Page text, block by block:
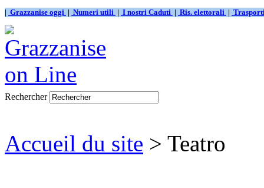
| Grazzanise oggi | Numeri utili | I nostri Caduti | Ris. elettorali |
Rechercher
Accueil du site > Teatro